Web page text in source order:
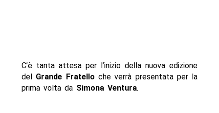
C’è tanta attesa per l’inizio della nuova edizione
del Grande Fratello che verrà presentata per la
prima volta da Simona Ventura.